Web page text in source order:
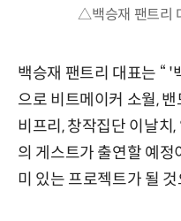
△백승재 팬트리
백승재 팬트리 대표는 “
으로 비트메이커 소월,
비프리, 창작집단 이날치
의 게스트가 출연할 예정
미 있는 프로젝트가 될